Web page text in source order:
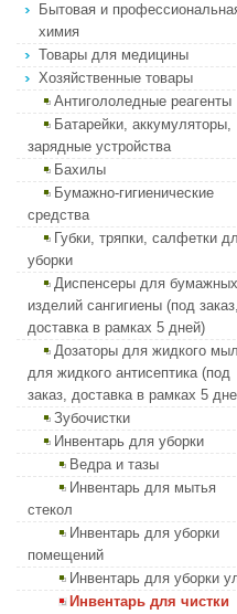
Бытовая и
химия
Товары для медицины
Хозяйственные товары
Антигололедные реагенты
Батарейки, аккумуляторы,
зарядные устройства
Бахилы
Бумажно-гигиенические
средства
Губки, тряпки, салфетки
уборки
Диспенсеры для бумажных
изделий сангигиены (под заказ,
доставка в рамках 5 дней)
Дозаторы для жидкого
для жидкого антисептика (под
заказ, доставка в рамках 5
Зубочистки
Инвентарь для уборки
Ведра и тазы
Инвентарь для мытья
стекол
Инвентарь для уборки
помещений
Инвентарь для уборки
Инвентарь для чистки